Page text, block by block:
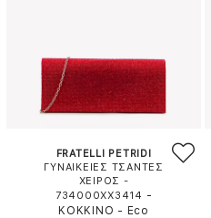
FRATELLI PETRIDI
ΓΥΝΑΙΚΕΙΕΣ ΤΣΑΝΤΕΣ
ΧΕΙΡΟΣ -
734000XX3414 -
ΚΟΚΚΙΝΟ - Eco